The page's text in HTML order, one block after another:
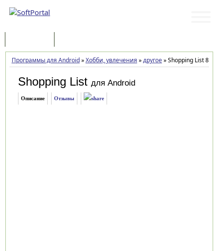
Программы для Android»Хобби, увлечения »другое»Shopping List
Shopping List для Android
Описание Отзывы